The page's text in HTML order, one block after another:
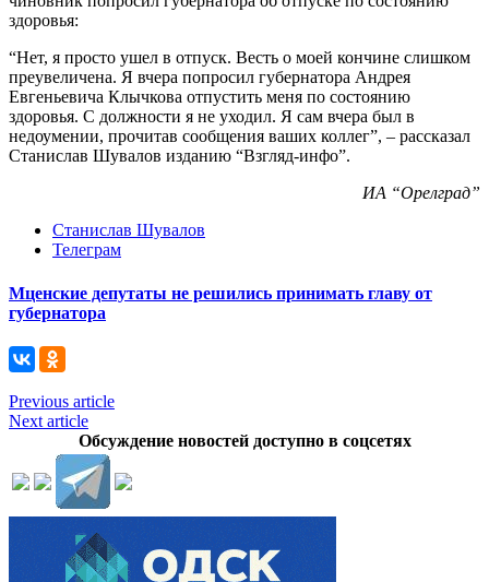
здоровья:
“Нет, я просто ушел в отпуск. Весть о моей кончине слишком
преувеличена. Я вчера попросил губернатора Андрея
Евгеньевича Клычкова отпустить меня по состоянию
здоровья. С должности я не уходил. Я сам вчера был в
недоумении, прочитав сообщения ваших коллег”, – рассказал
Станислав Шувалов изданию “Взгляд-инфо”.
ИА “Орелград”
Станислав Шувалов
Телеграм
Мценские депутаты не решились принимать главу от
губернатора
Previous article
Next article
Обсуждение новостей доступно в соцсетях